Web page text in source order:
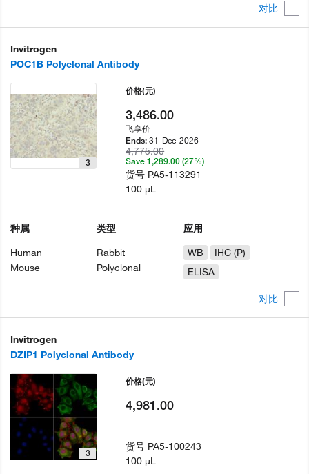
对比
Invitrogen
POC1B Polyclonal Antibody
对比
3
种属
Human
Mouse
类型
Rabbit
Polyclonal
应用
WB
IHC (P)
ELISA
价格(元)
3,486.00
飞享价
Ends:31-Dec-2026
4,775.00
Save 1,289.00 (27%)
货号 PA5-113291
100 µL
Invitrogen
DZIP1 Polyclonal Antibody
3
价格(元)
4,981.00
货号 PA5-100243
100 µL